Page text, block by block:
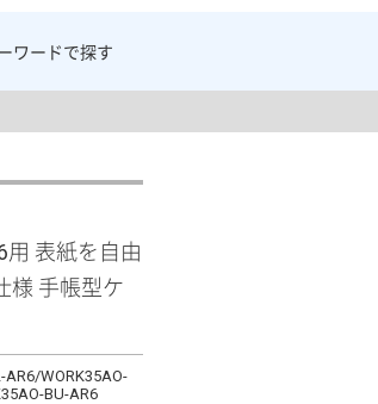
ワードで探す
用 表紙を自由
様 手帳型ケ
AR6/WORK35AO-
BU-AR6